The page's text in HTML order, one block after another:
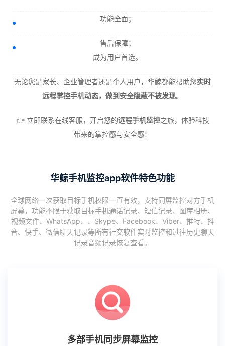
功能全面；
售后保障；
成为用户首选。
无论您是家长、企业管理者还是个人用户，华鲸都能帮助您实时
远程掌控手机动态，做到安全隐蔽不被发现。
👉 立即联系在线客服，开启您的远程手机监控之旅，体验科技
带来的掌控感与安全感！
华鲸手机监控app软件特色功能
全球网络一次获取目标手机权限一直有效，支持同屏监控对方手机
屏幕，功能不限于获取目标手机通话记录、短信记录、图库相册、
视频文件、WhatsApp、、Skype、Facebook、Viber、推特、抖
音、快手、微信聊天记录等所有社交软件实时监控和过往历史聊天
记录音频记录恢复查看。
多部手机同步屏幕监控